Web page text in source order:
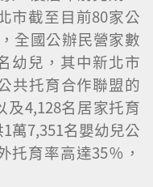
市截至目前80家公
全國公辦民營家數
幼兒，其中新北市
共托育合作聯盟的
及4,128名居家托育
萬7,351名嬰幼兒公
托育率高達35％，